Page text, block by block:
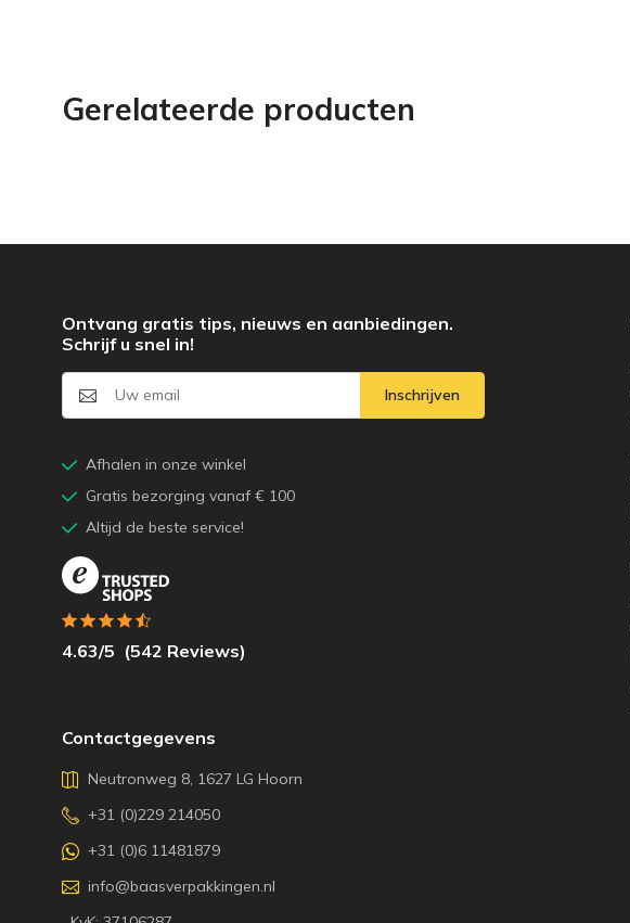
Gerelateerde producten
Contactgegevens
Neutronweg 8, 1627 LG Hoorn
+31 (0)229 214050
+31 (0)6 11481879
info@baasverpakkingen.nl
Ontvang gratis tips, nieuws en aanbiedingen.
Schrijf u snel in!
Inschrijven
Afhalen in onze winkel
Gratis bezorging vanaf € 100
Altijd de beste service!
4.63/5 (542 Reviews)